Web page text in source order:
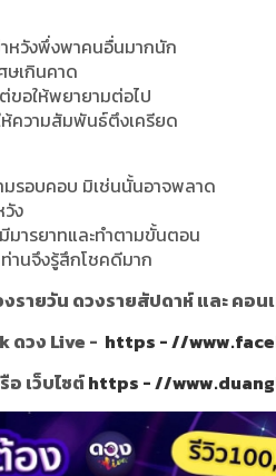
หวังพึ่งพาคนอื่นมากนัก
ษเกินคาด
ขอให้พยายามต่อไป
ความสัมพันธ์ตึงเครียด
มรอบคอบ มิเช่นนั้นอาจพลาด
ง
มารยาทและทำตามขั้นตอน
ท่านจึงรู้สึกโชคดีมาก
รายวัน ดวงรายสัปดาห์ และ คอน
ดวง Live - https - //
อ เว็บไซต์https - //